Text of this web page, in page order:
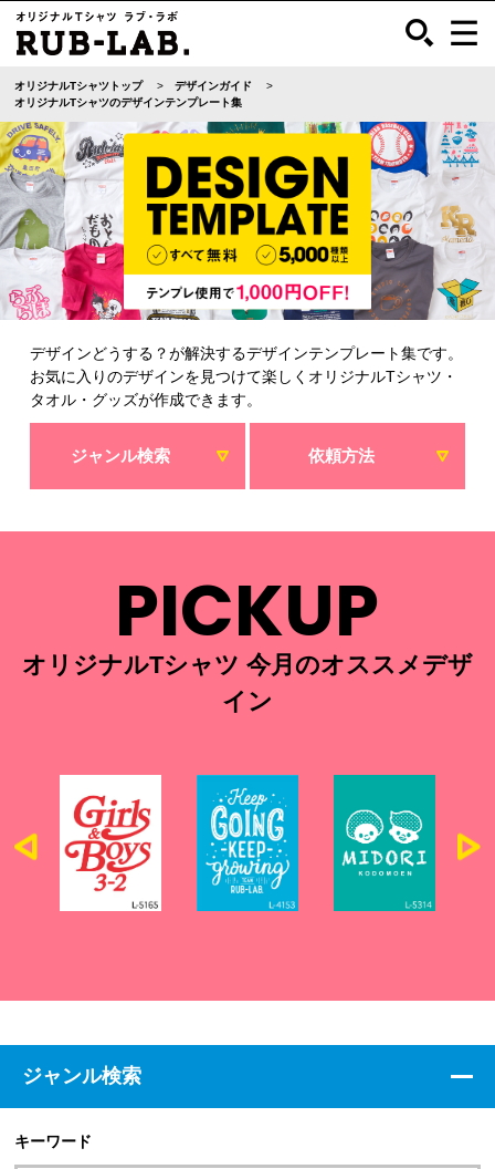
オリジナルTシャツトップ
デザインガイド
オリジナルTシャツのデザインテンプレート集
デザインどうする？が解決するデザインテンプレート集です。
お気に入りのデザインを見つけて楽しくオリジナルTシャツ・
タオル・グッズが作成できます。
ジャンル検索 依頼方法
PICKUP
オリジナルTシャツ 今月のオススメデザ
イン
ジャンル検索
キーワード